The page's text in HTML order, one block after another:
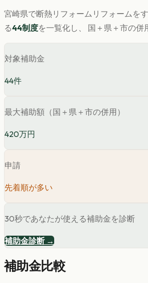
宮崎県で断熱リフォーム リフォームを
る44制度を一覧化し、 国＋県＋市の併
対象補助金
44件
最大補助額（国＋県＋市の併用）
420万円
申請
先着順が多い
30秒であなたが使える補助金を診断
補助金診断 →
補助金比較